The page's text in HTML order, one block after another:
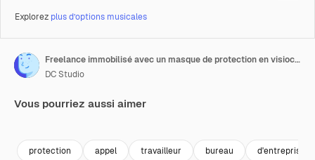
Explorez plus d’options musicales
Freelance immobilisé avec un masque de protection en visioconférence
DC Studio
Vous pourriez aussi aimer
protection appel travailleur bureau d'entreprise